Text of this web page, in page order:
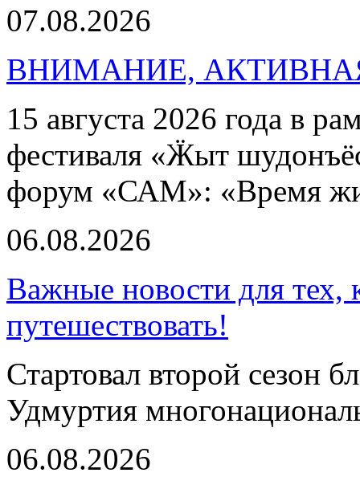
07.08.2026
ВНИМАНИЕ,
15 августа 2026 года в
фестиваля «Ӝыт
форум «САМ»: «Время
06.08.2026
Важные новости для тех,
путешествовать!
Стартовал второй сезон
Удмуртия
06.08.2026